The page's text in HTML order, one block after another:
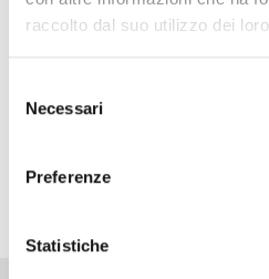
raccolto dal suo utilizzo dei
delNecessari
Preferenze
Statistiche